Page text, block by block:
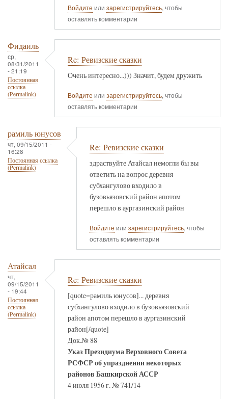
Войдите или зарегистрируйтесь, чтобы
оставлять комментарии
Фидаиль
ср,
08/31/2011
- 21:19
Постоянная
ссылка
(Permalink)
Re: Ревизские сказки
Очень интересно...))) Значит, будем дружить
Войдите или зарегистрируйтесь, чтобы
оставлять комментарии
рамиль юнусов
чт, 09/15/2011 -
16:28
Постоянная ссылка
(Permalink)
Re: Ревизские сказки
здраствуйте Атайсал немогли бы вы
ответить на вопрос деревня
субхангулово входило в
бузовьязовский район апотом
перешло в аургазинский район
Войдите или зарегистрируйтесь, чтобы
оставлять комментарии
Атайсал
чт,
09/15/2011
- 19:44
Постоянная
ссылка
(Permalink)
Re: Ревизские сказки
[quote=рамиль юнусов]... деревня
субхангулово входило в бузовьязовский
район апотом перешло в аургазинский
район[/quote]
Док.№ 88
Указ Президиума Верховного Совета
РСФСР об упразднении некоторых
районов Башкирской АССР
4 июля 1956 г. № 741/14